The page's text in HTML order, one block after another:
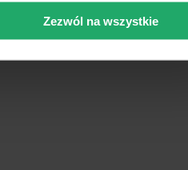
Zezwól na wszystkie